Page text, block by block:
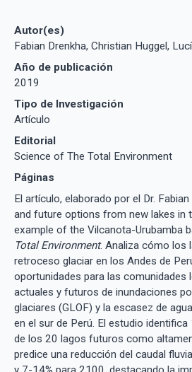
Autor(es)
Fabian Drenkha, Christian Huggel,
Año de publicación
2019
Tipo de Investigación
Artículo
Editorial
Science of The Total Environment
Páginas
El artículo, elaborado por el Dr.
and future options from new lakes in
example of the Vilcanota-Urubamba
Total Environment. Analiza cómo los
retroceso glaciar en los Andes de
oportunidades para las comunidades
actuales y futuros de inundaciones
glaciares (GLOF) y la escasez de
en el sur de Perú. El estudio
de los 20 lagos futuros como
predice una reducción del caudal